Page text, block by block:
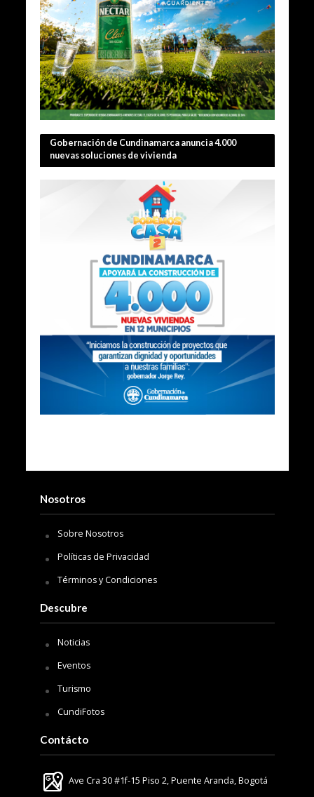
Gobernación de Cundinamarca anuncia 4.000
nuevas soluciones de vivienda
Nosotros
Sobre Nosotros
Políticas de Privacidad
Términos y Condiciones
Descubre
Noticias
Eventos
Turismo
CundiFotos
Contácto
Ave Cra 30 #1f-15 Piso 2, Puente Aranda, Bogotá